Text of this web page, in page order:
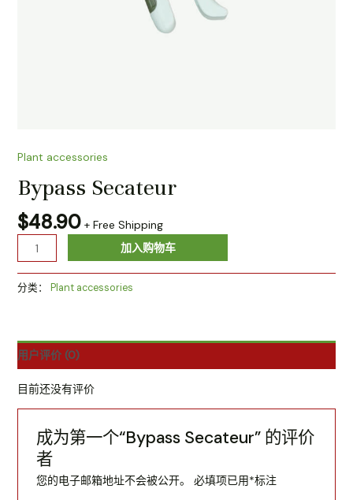
Plant accessories
Bypass Secateur
$48.90 + Free Shipping
加入购物车
分类： Plant accessories
用户评价 (0)
目前还没有评价
成为第一个“Bypass Secateur” 的评价
者
您的电子邮箱地址不会被公开。 必填项已用*标注